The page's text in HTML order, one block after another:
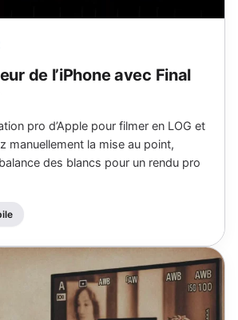
de l’iPhone avec Final
pro d’Apple pour filmer en LOG et
manuellement la mise au point,
des blancs pour un rendu pro